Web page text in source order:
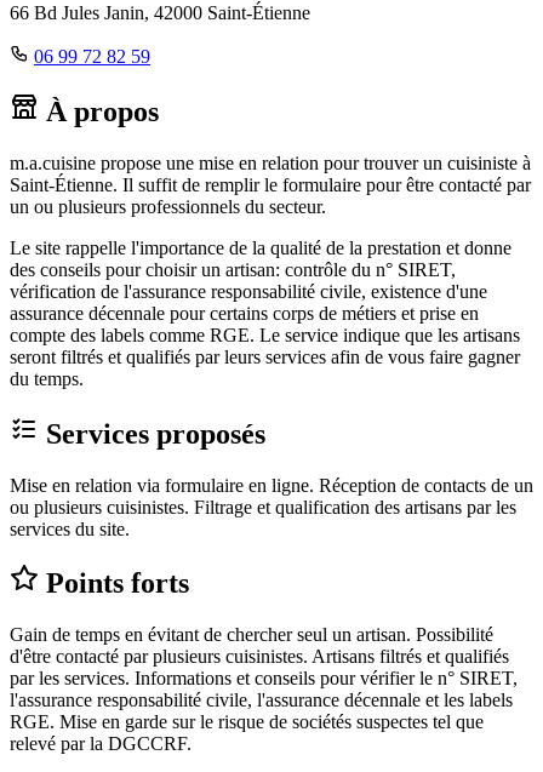
66 Bd Jules Janin, 42000 Saint-Étienne
06 99 72 82 59
À propos
m.a.cuisine propose une mise en relation pour trouver un cuisiniste à
Saint-Étienne. Il suffit de remplir le formulaire pour être contacté par
un ou plusieurs professionnels du secteur.
Le site rappelle l'importance de la qualité de la prestation et donne
des conseils pour choisir un artisan: contrôle du n° SIRET,
vérification de l'assurance responsabilité civile, existence d'une
assurance décennale pour certains corps de métiers et prise en
compte des labels comme RGE. Le service indique que les artisans
seront filtrés et qualifiés par leurs services afin de vous faire gagner
du temps.
Services proposés
Mise en relation via formulaire en ligne. Réception de contacts de un
ou plusieurs cuisinistes. Filtrage et qualification des artisans par les
services du site.
Points forts
Gain de temps en évitant de chercher seul un artisan. Possibilité
d'être contacté par plusieurs cuisinistes. Artisans filtrés et qualifiés
par les services. Informations et conseils pour vérifier le n° SIRET,
l'assurance responsabilité civile, l'assurance décennale et les labels
RGE. Mise en garde sur le risque de sociétés suspectes tel que
relevé par la DGCCRF.